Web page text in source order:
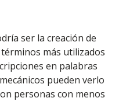
ser la creación de
más utilizados
en palabras
pueden verlo
personas con menos